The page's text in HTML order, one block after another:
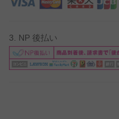
3. NP 後払い